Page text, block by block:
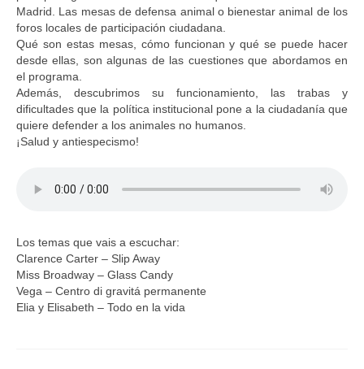
Madrid. Las mesas de defensa animal o bienestar animal de los
foros locales de participación ciudadana.
Qué son estas mesas, cómo funcionan y qué se puede hacer
desde ellas, son algunas de las cuestiones que abordamos en
el programa.
Además, descubrimos su funcionamiento, las trabas y
dificultades que la política institucional pone a la ciudadanía que
quiere defender a los animales no humanos.
¡Salud y antiespecismo!
Los temas que vais a escuchar:
Clarence Carter – Slip Away
Miss Broadway – Glass Candy
Vega – Centro di gravitá permanente
Elia y Elisabeth – Todo en la vida